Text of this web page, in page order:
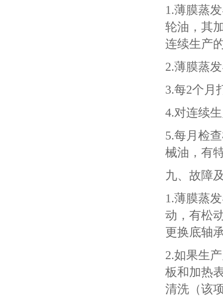
1.薄膜蒸
轮油，其
连续生产
2.薄膜蒸
3.每2个月
4.对连续
5.每月检
械油，有
九、故障
1.薄膜蒸
动，有松
更换底轴
2.如果生
板和加热
清洗（该